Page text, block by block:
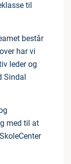
til
består
har vi
leder og
Sindal
med til at